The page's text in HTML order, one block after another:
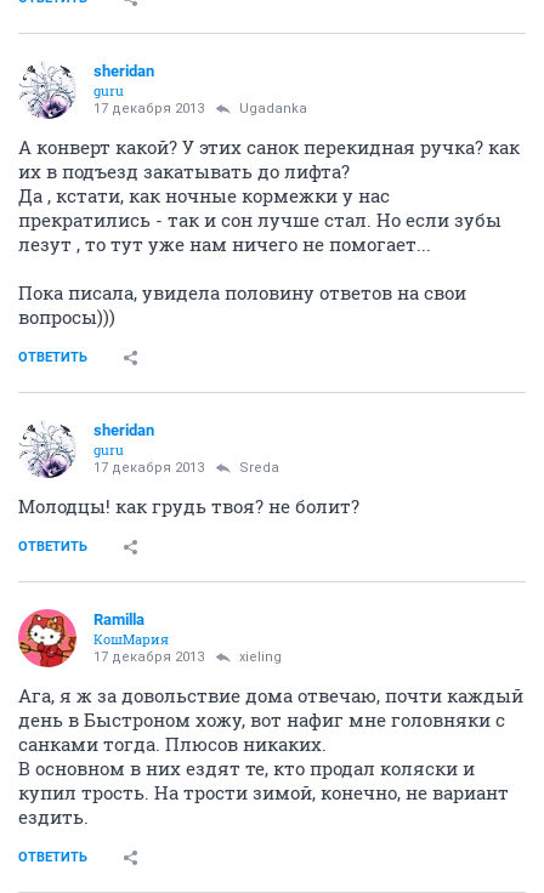
sheridan
guru
17 декабря 2013 Ugadanka
А конверт какой? У этих санок перекидная ручка? как
их в подъезд закатывать до лифта?
Да , кстати, как ночные кормежки у нас
прекратились - так и сон лучше стал. Но если зубы
лезут , то тут уже нам ничего не помогает...
Пока писала, увидела половину ответов на свои
вопросы)))
ОТВЕТИТЬ
sheridan
guru
17 декабря 2013 Sreda
Молодцы! как грудь твоя? не болит?
ОТВЕТИТЬ
Ramilla
КошМария
17 декабря 2013 xieling
Ага, я ж за довольствие дома отвечаю, почти каждый
день в Быстроном хожу, вот нафиг мне головняки с
санками тогда. Плюсов никаких.
В основном в них ездят те, кто продал коляски и
купил трость. На трости зимой, конечно, не вариант
ездить.
ОТВЕТИТЬ